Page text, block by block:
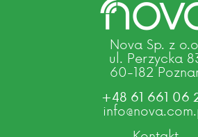
Nova Sp. z
ul. Perzycka
60-182
+48 61 661 06